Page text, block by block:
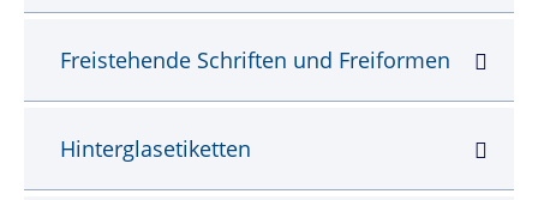
Freistehende Schriften und Freiformen
Hinterglasetiketten